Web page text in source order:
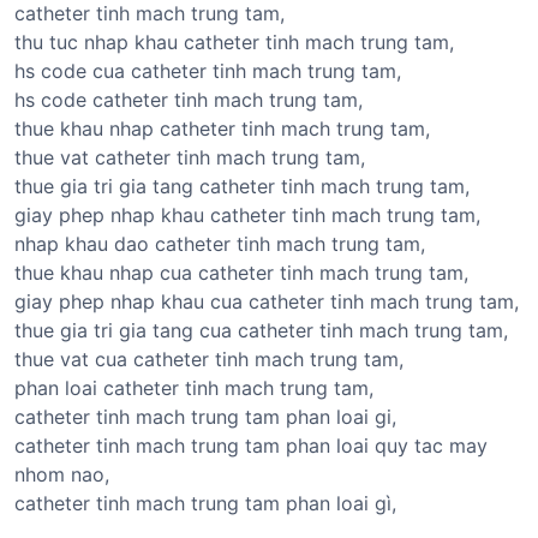
catheter tinh mach trung tam,
thu tuc nhap khau catheter tinh mach trung tam,
hs code cua catheter tinh mach trung tam,
hs code catheter tinh mach trung tam,
thue khau nhap catheter tinh mach trung tam,
thue vat catheter tinh mach trung tam,
thue gia tri gia tang catheter tinh mach trung tam,
giay phep nhap khau catheter tinh mach trung tam,
nhap khau dao catheter tinh mach trung tam,
thue khau nhap cua catheter tinh mach trung tam,
giay phep nhap khau cua catheter tinh mach trung tam,
thue gia tri gia tang cua catheter tinh mach trung tam,
thue vat cua catheter tinh mach trung tam,
phan loai catheter tinh mach trung tam,
catheter tinh mach trung tam phan loai gi,
catheter tinh mach trung tam phan loai quy tac may
nhom nao,
catheter tinh mach trung tam phan loai gì,